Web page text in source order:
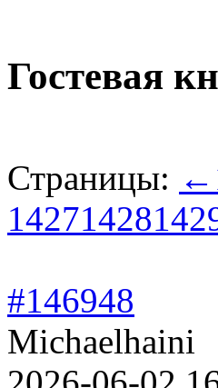
Гостевая
Страницы: ←
14271428
#146948
Michaelhaini